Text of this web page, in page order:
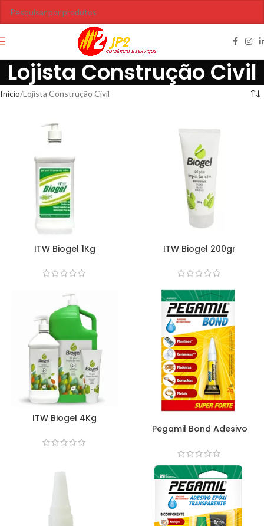
Lojista Construção Civil
Início Lojista Construção Civil
ITW Biogel 1Kg ITW Biogel 200gr
ITW Biogel 4Kg
Pegamil Bond Adesivo